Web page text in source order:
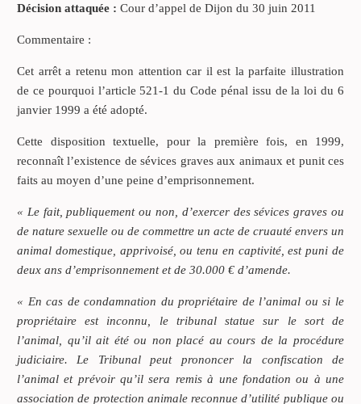
Décision attaquée : Cour d’appel de Dijon du 30 juin 2011
Commentaire :
Cet arrêt a retenu mon attention car il est la parfaite illustration
de ce pourquoi l’article 521-1 du Code pénal issu de la loi du 6
janvier 1999 a été adopté.
Cette disposition textuelle, pour la première fois, en 1999,
reconnaît l’existence de sévices graves aux animaux et punit ces
faits au moyen d’une peine d’emprisonnement.
« Le fait, publiquement ou non, d’exercer des sévices graves ou
de nature sexuelle ou de commettre un acte de cruauté envers un
animal domestique, apprivoisé, ou tenu en captivité, est puni de
deux ans d’emprisonnement et de 30.000 € d’amende.
« En cas de condamnation du propriétaire de l’animal ou si le
propriétaire est inconnu, le tribunal statue sur le sort de
l’animal, qu’il ait été ou non placé au cours de la procédure
judiciaire. Le Tribunal peut prononcer la confiscation de
l’animal et prévoir qu’il sera remis à une fondation ou à une
association de protection animale reconnue d’utilité publique ou